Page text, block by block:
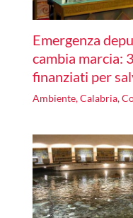
Emergenza
cambia marcia:
finanziati per
Ambiente,Calabria,